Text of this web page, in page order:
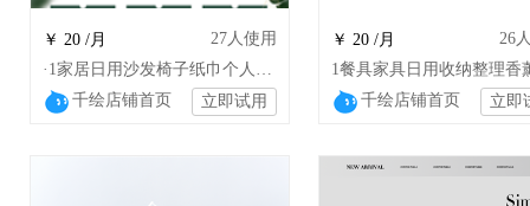
￥ 20 /月 27人使用
·1家居日用沙发椅子纸巾个人清洁收纳装修模板
千绘店铺首页
立即试用
￥ 20 /月 26
千绘店铺首页 立即